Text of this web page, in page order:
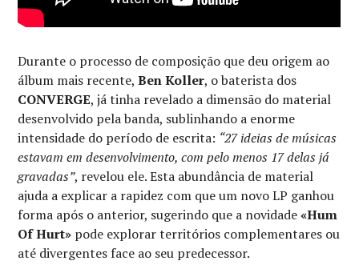
Durante o processo de composição que deu origem ao
álbum mais recente,Ben Koller, o baterista dos
CONVERGE, já tinha revelado a dimensão do material
desenvolvido pela banda, sublinhando a enorme
intensidade do período de escrita: “27 ideias de músicas
estavam em desenvolvimento, com pelo menos 17 delas já
gravadas”, revelou ele. Esta abundância de material
ajuda a explicar a rapidez com que um novo LP ganhou
forma após o anterior, sugerindo que a novidade«Hum
Of Hurt» pode explorar territórios complementares ou
até divergentes face ao seu predecessor.